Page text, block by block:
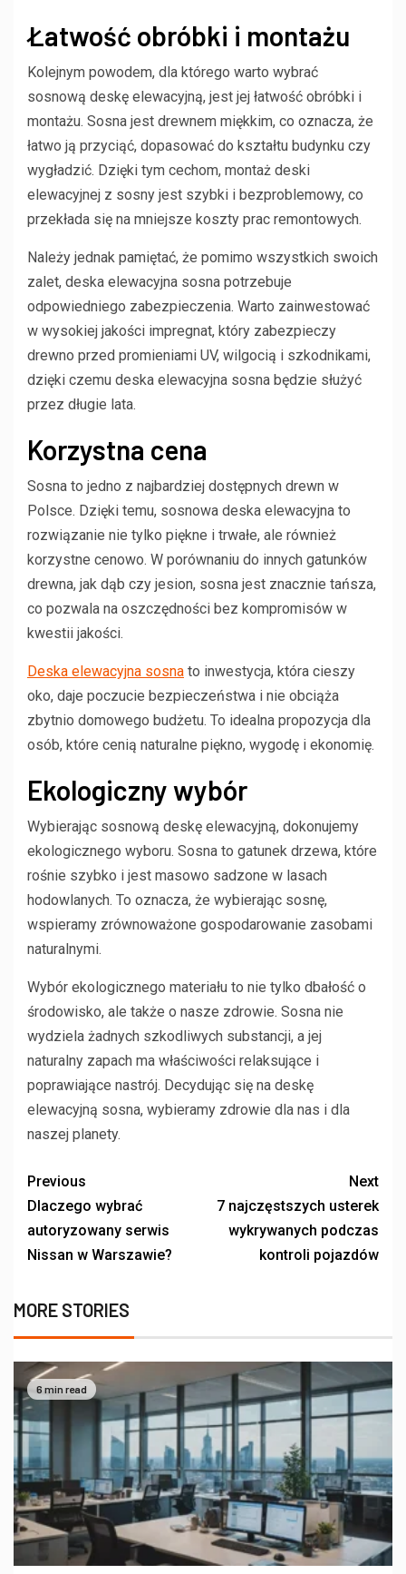
Łatwość obróbki i montażu
Kolejnym powodem, dla którego warto wybrać
sosnową deskę elewacyjną, jest jej łatwość obróbki i
montażu. Sosna jest drewnem miękkim, co oznacza, że
łatwo ją przyciąć, dopasować do kształtu budynku czy
wygładzić. Dzięki tym cechom, montaż deski
elewacyjnej z sosny jest szybki i bezproblemowy, co
przekłada się na mniejsze koszty prac remontowych.
Należy jednak pamiętać, że pomimo wszystkich swoich
zalet, deska elewacyjna sosna potrzebuje
odpowiedniego zabezpieczenia. Warto zainwestować
w wysokiej jakości impregnat, który zabezpieczy
drewno przed promieniami UV, wilgocią i szkodnikami,
dzięki czemu deska elewacyjna sosna będzie służyć
przez długie lata.
Korzystna cena
Sosna to jedno z najbardziej dostępnych drewn w
Polsce. Dzięki temu, sosnowa deska elewacyjna to
rozwiązanie nie tylko piękne i trwałe, ale również
korzystne cenowo. W porównaniu do innych gatunków
drewna, jak dąb czy jesion, sosna jest znacznie tańsza,
co pozwala na oszczędności bez kompromisów w
kwestii jakości.
Deska elewacyjna sosna to inwestycja, która cieszy
oko, daje poczucie bezpieczeństwa i nie obciąża
zbytnio domowego budżetu. To idealna propozycja dla
osób, które cenią naturalne piękno, wygodę i ekonomię.
Ekologiczny wybór
Wybierając sosnową deskę elewacyjną, dokonujemy
ekologicznego wyboru. Sosna to gatunek drzewa, które
rośnie szybko i jest masowo sadzone w lasach
hodowlanych. To oznacza, że wybierając sosnę,
wspieramy zrównoważone gospodarowanie zasobami
naturalnymi.
Wybór ekologicznego materiału to nie tylko dbałość o
środowisko, ale także o nasze zdrowie. Sosna nie
wydziela żadnych szkodliwych substancji, a jej
naturalny zapach ma właściwości relaksujące i
poprawiające nastrój. Decydując się na deskę
elewacyjną sosna, wybieramy zdrowie dla nas i dla
naszej planety.
Previous
Dlaczego wybrać
autoryzowany serwis
Nissan w Warszawie?
Next
7 najczęstszych usterek
wykrywanych podczas
kontroli pojazdów
MORE STORIES
6 min read